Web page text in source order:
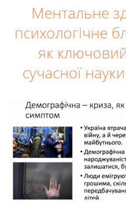
Ментальне
психологічне
як
сучасної